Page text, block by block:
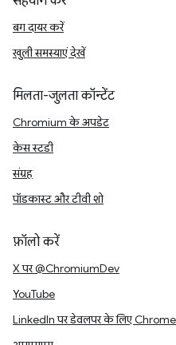
बग दायर करें
खुली समस्याएं देखें
मिलता-जुलता कॉन्टेंट
Chromium के अपडेट
केस स्टडी
संग्रह
पॉडकास्ट और टीवी शो
फ़ॉलो करें
X पर @ChromiumDev
YouTube
LinkedIn पर डेवलपर के लिए Chrome